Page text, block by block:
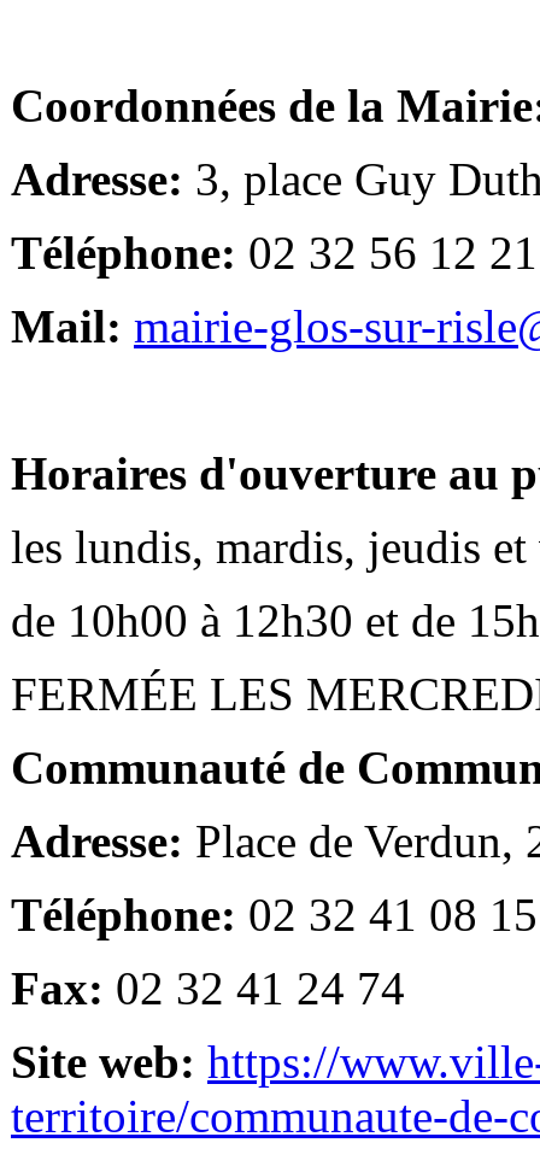
Coordonnées de la
Adresse: 3, place Guy
Téléphone: 02 32 56 12 21
Mail: mairie-glos-sur-
Horaires d'ouverture au
les lundis, mardis, jeudis et
de 10h00 à 12h30 et de
FERMÉE LES
Communauté de
Adresse: Place de Verdun,
Téléphone: 02 32 41 08 15
Fax: 02 32 41 24 74
Site web: https://
territoire/communaute-de-